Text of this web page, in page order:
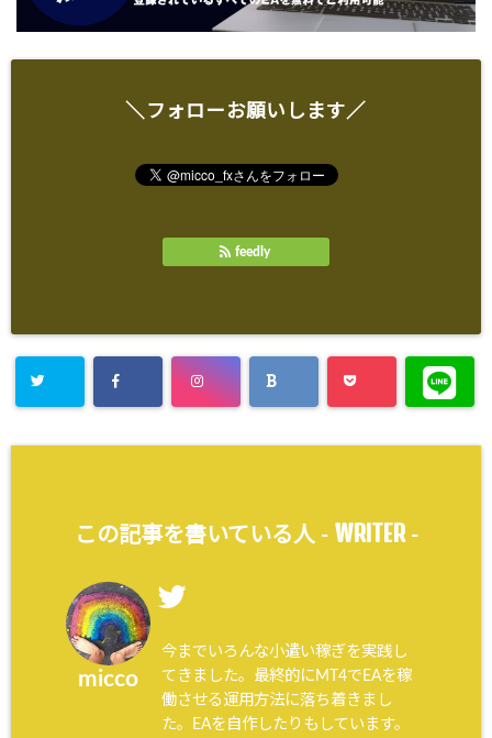
＼フォローお願いします／
feedly
この記事を書いている人 - WRITER-
micco
今までいろんな小遣い稼ぎを実践し
てきました。最終的にMT4でEAを稼
働させる運用方法に落ち着きまし
た。EAを自作したりもしています。